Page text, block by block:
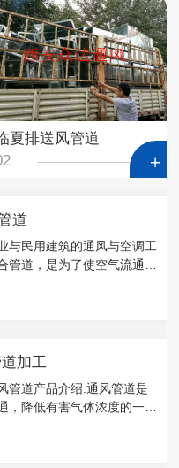
夏排送风管道
道
与民用建筑的通风与空调工
管道，是为了使空气流通，
度的一种市政基础设施。
所用板材、型材以及其他主
加工
管道产品介绍:通风管道是
，降低有害气体浓度的一种
通风管，风管制作与安装所
及其他主要成品材料，应符